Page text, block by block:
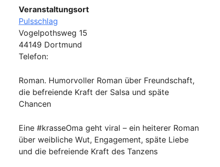
Veranstaltungsort
Pulsschlag
Vogelpothsweg 15
44149 Dortmund
Telefon:
Roman. Humorvoller Roman über Freundschaft,
die befreiende Kraft der Salsa und späte
Chancen
Eine #krasseOma geht viral – ein heiterer Roman
über weibliche Wut, Engagement, späte Liebe
und die befreiende Kraft des Tanzens